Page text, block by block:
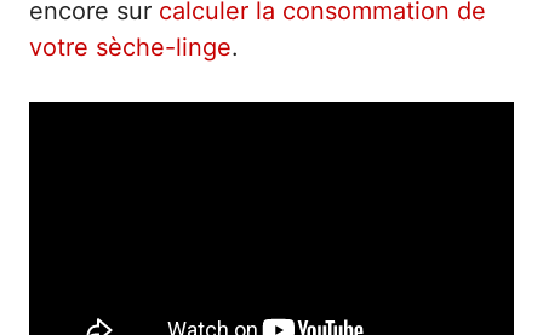
encore sur calculer la consommation de
votre sèche-linge.